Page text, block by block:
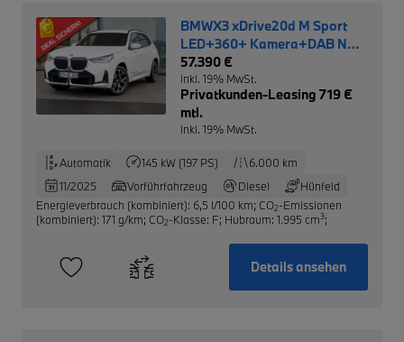
BMWX3 xDrive20d M Sport
LED+360+ Kamera+DAB NP:
70.420,- €
57.390 €
inkl. 19% MwSt.
Privatkunden-Leasing 719 €
mtl.
inkl. 19% MwSt.
Automatik 145 kW (197 PS)
6.000 km
11/2025
Vorführfahrzeug Diesel
Hünfeld
Energieverbrauch (kombiniert): 6,5 l/100 km; CO2-Emissionen
(kombiniert): 171 g/km; CO2-Klasse: F; Hubraum: 1.995 cm3;
Details ansehen